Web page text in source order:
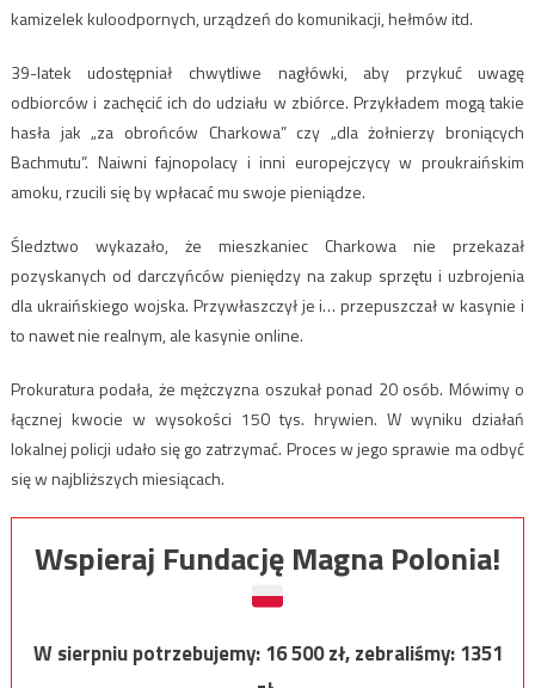
kamizelek kuloodpornych, urządzeń do komunikacji, hełmów itd.
39-latek udostępniał chwytliwe nagłówki, aby przykuć uwagę
odbiorców i zachęcić ich do udziału w zbiórce. Przykładem mogą takie
hasła jak „za obrońców Charkowa” czy „dla żołnierzy broniących
Bachmutu”. Naiwni fajnopolacy i inni europejczycy w proukraińskim
amoku, rzucili się by wpłacać mu swoje pieniądze.
Śledztwo wykazało, że mieszkaniec Charkowa nie przekazał
pozyskanych od darczyńców pieniędzy na zakup sprzętu i uzbrojenia
dla ukraińskiego wojska. Przywłaszczył je i… przepuszczał w kasynie i
to nawet nie realnym, ale kasynie online.
Prokuratura podała, że mężczyzna oszukał ponad 20 osób. Mówimy o
łącznej kwocie w wysokości 150 tys. hrywien. W wyniku działań
lokalnej policji udało się go zatrzymać. Proces w jego sprawie ma odbyć
się w najbliższych miesiącach.
Wspieraj Fundację Magna Polonia!
W sierpniu potrzebujemy:16 500zł, zebraliśmy:1351